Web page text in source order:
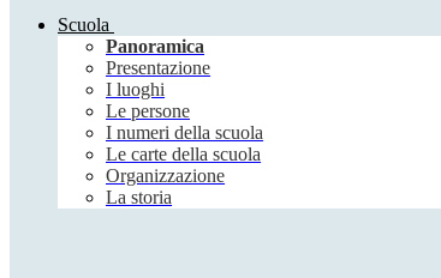
Scuola
Panoramica
Presentazione
I luoghi
Le persone
I numeri della scuola
Le carte della scuola
Organizzazione
La storia